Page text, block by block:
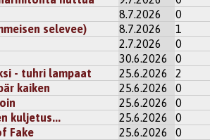
8.7.2026 0
selevee) 8.7.2026 1
2.7.2026 0
30.6.2026 0
- tuhri lampaat 25.6.2026 2
kaiken 25.6.2026 0
25.6.2026 0
kuljetus... 25.6.2026 0
Fake 25.6.2026 0